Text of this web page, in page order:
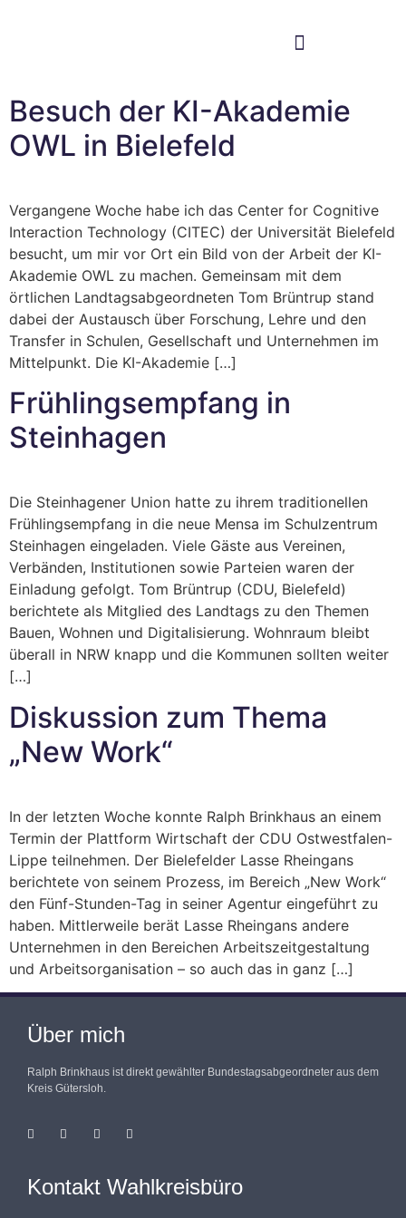
Besuch der KI-Akademie
OWL in Bielefeld
Vergangene Woche habe ich das Center for Cognitive
Interaction Technology (CITEC) der Universität Bielefeld
besucht, um mir vor Ort ein Bild von der Arbeit der KI-
Akademie OWL zu machen. Gemeinsam mit dem
örtlichen Landtagsabgeordneten Tom Brüntrup stand
dabei der Austausch über Forschung, Lehre und den
Transfer in Schulen, Gesellschaft und Unternehmen im
Mittelpunkt. Die KI-Akademie […]
Frühlingsempfang in
Steinhagen
Die Steinhagener Union hatte zu ihrem traditionellen
Frühlingsempfang in die neue Mensa im Schulzentrum
Steinhagen eingeladen. Viele Gäste aus Vereinen,
Verbänden, Institutionen sowie Parteien waren der
Einladung gefolgt. Tom Brüntrup (CDU, Bielefeld)
berichtete als Mitglied des Landtags zu den Themen
Bauen, Wohnen und Digitalisierung. Wohnraum bleibt
überall in NRW knapp und die Kommunen sollten weiter
[…]
Diskussion zum Thema
„New Work“
In der letzten Woche konnte Ralph Brinkhaus an einem
Termin der Plattform Wirtschaft der CDU Ostwestfalen-
Lippe teilnehmen. Der Bielefelder Lasse Rheingans
berichtete von seinem Prozess, im Bereich „New Work“
den Fünf-Stunden-Tag in seiner Agentur eingeführt zu
haben. Mittlerweile berät Lasse Rheingans andere
Unternehmen in den Bereichen Arbeitszeitgestaltung
und Arbeitsorganisation – so auch das in ganz […]
Über mich
Ralph Brinkhaus ist direkt gewählter Bundestagsabgeordneter aus dem
Kreis Gütersloh.
Kontakt Wahlkreisbüro